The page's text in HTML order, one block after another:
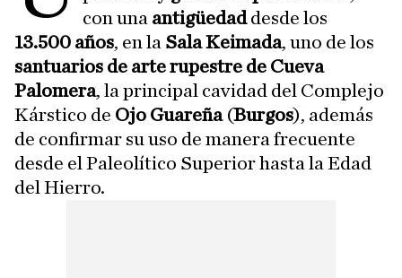
con una antigüedaddesde los
13.500 años, en la Sala Keimada, uno de los
santuarios de arte rupestre de Cueva
Palomera, la principal cavidad del Complejo
Kárstico de Ojo Guareña(Burgos), además
de confirmar su uso de manera frecuente
desde el Paleolítico Superior hasta la Edad
del Hierro.